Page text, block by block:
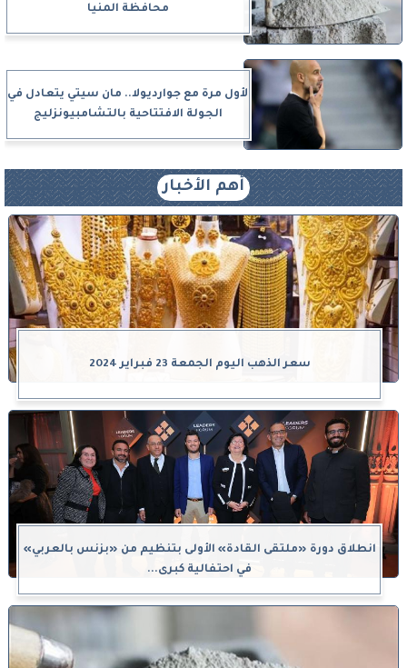
محافظة المنيا
لأول مرة مع جوارديولا.. مان سيتي يتعادل في
الجولة الافتتاحية بالتشامبيونزليج
أهم الأخبار
سعر الذهب اليوم الجمعة 23 فبراير 2024
انطلاق دورة «ملتقى القادة» الأولى بتنظيم من «بزنس بالعربي»
في احتفالية كبرى...